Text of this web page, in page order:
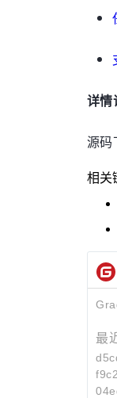
详情
源码
相关
最